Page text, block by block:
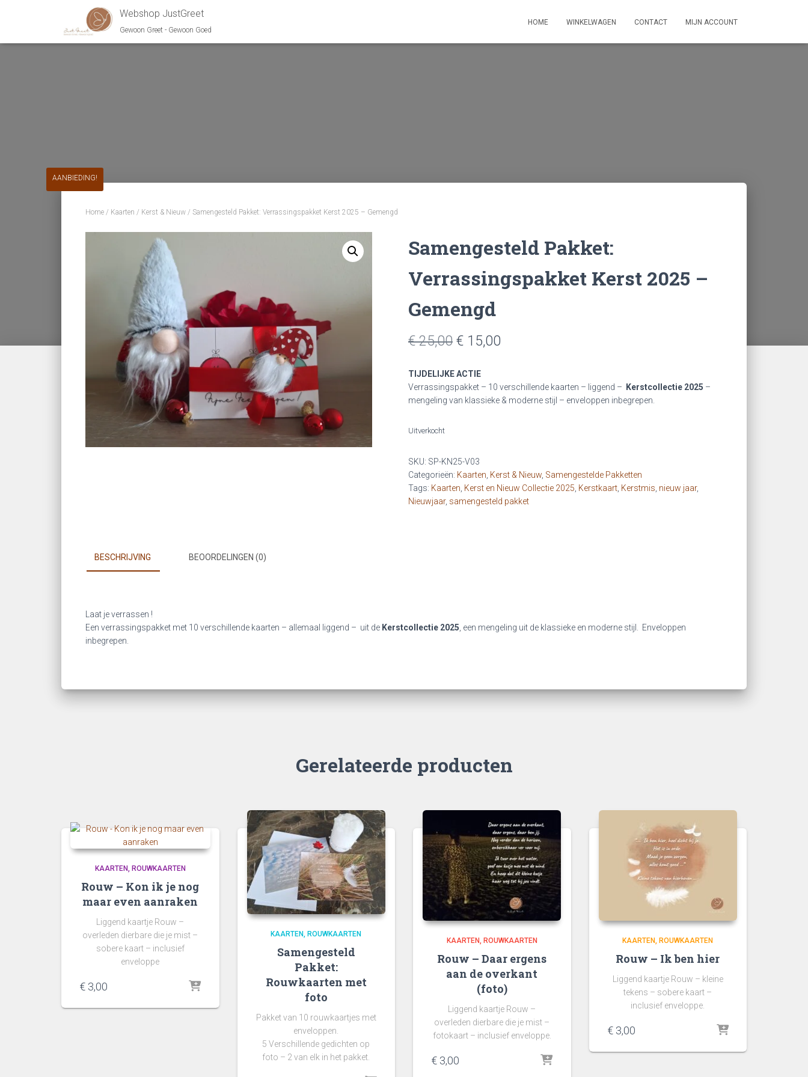
Webshop JustGreet
Gewoon Greet - Gewoon Goed
HOME WINKELWAGEN CONTACT MIJN ACCOUNT
Home / Kaarten / Kerst & Nieuw / Samengesteld Pakket: Verrassingspakket Kerst 2025 – Gemengd
AANBIEDING!
Samengesteld Pakket:
Verrassingspakket Kerst 2025 –
Gemengd
€25,00 Oorspronkelijke
was:
€ 25,00.
€ 15,00
is:
€ 15,00.
TIJDELIJKE ACTIE
Verrassingspakket – 10 verschillende kaarten – liggend –
Kerstcollectie 2025 –
mengeling van klassieke & moderne stijl – enveloppen inbegrepen.
Uitverkocht
SKU: SP-KN25-V03
Categorieën: Kaarten Kerst & Nieuw Samengestelde Pakketten
Tags: Kaarten Kerst en Nieuw Collectie 2025 Kerstkaart Kerstmis nieuw jaar,
Nieuwjaar, samengesteld pakket
BESCHRIJVING BEOORDELINGEN (0)
Laat je verrassen !
Een verrassingspakket met 10 verschillende kaarten – allemaal liggend – uit de Kerstcollectie 2025 , een mengeling uit de klassieke en moderne stijl. Enveloppen
inbegrepen.
Gerelateerde producten
KAARTEN ROUWKAARTEN
Rouw – Kon ik je nog
maar even aanraken
Liggend kaartje Rouw –
overleden dierbare die je mist –
sobere kaart – inclusief
enveloppe
€ 3,00
KAARTEN ROUWKAARTEN
Samengesteld
Pakket:
Rouwkaarten met
foto
Pakket van 10 rouwkaartjes met
enveloppen.
5 Verschillende gedichten op
foto – 2 van elk in het pakket.
KAARTEN ROUWKAARTEN
Rouw – Daar ergens
aan de overkant
(foto)
Liggend kaartje Rouw –
overleden dierbare die je mist –
fotokaart – inclusief enveloppe.
€ 3,00
KAARTEN ROUWKAARTEN
Rouw – Ik ben hier
Liggend kaartje Rouw – kleine
tekens – sobere kaart –
inclusief enveloppe.
€3,00